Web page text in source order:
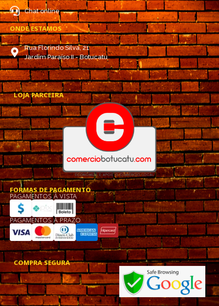
Chat online
ONDE ESTAMOS
Rua Florindo Silva, 21
Jardim Paraíso II - Botucatu
LOJA PARCEIRA
FORMAS DE PAGAMENTO
PAGAMENTOS À VISTA
PAGAMENTOS À PRAZO
COMPRA SEGURA